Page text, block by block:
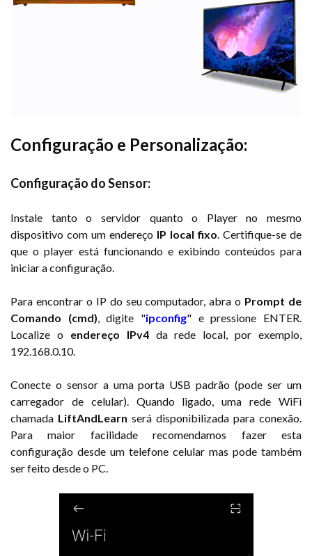
Configuração e Personalização:
Configuração do Sensor:
Instale tanto o servidor quanto o Player no mesmo
dispositivo com um endereço IP local fixo. Certifique-se de
que o player está funcionando e exibindo conteúdos para
iniciar a configuração.
Para encontrar o IP do seu computador, abra o Prompt de
Comando (cmd), digite "ipconfig" e pressione ENTER.
Localize o endereço IPv4da rede local, por exemplo,
192.168.0.10.
Conecte o sensor a uma porta USB padrão (pode ser um
carregador de celular). Quando ligado, uma rede WiFi
chamada LiftAndLearn será disponibilizada para conexão.
Para maior facilidade recomendamos fazer esta
configuração desde um telefone celular mas pode também
ser feito desde o PC.